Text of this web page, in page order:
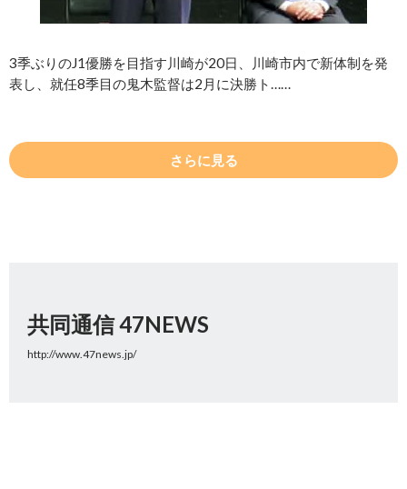
3季ぶりのJ1優勝を目指す川崎が20日、川崎市内で新体制を発
表し、就任8季目の鬼木監督は2月に決勝ト……
さらに見る
共同通信 47NEWS
http://www.47news.jp/